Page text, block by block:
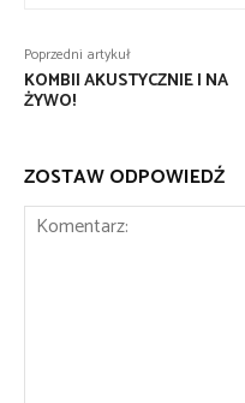
Poprzedni artykuł
KOMBII AKUSTYCZNIE I NA
ŻYWO!
ZOSTAW ODPOWIEDŹ